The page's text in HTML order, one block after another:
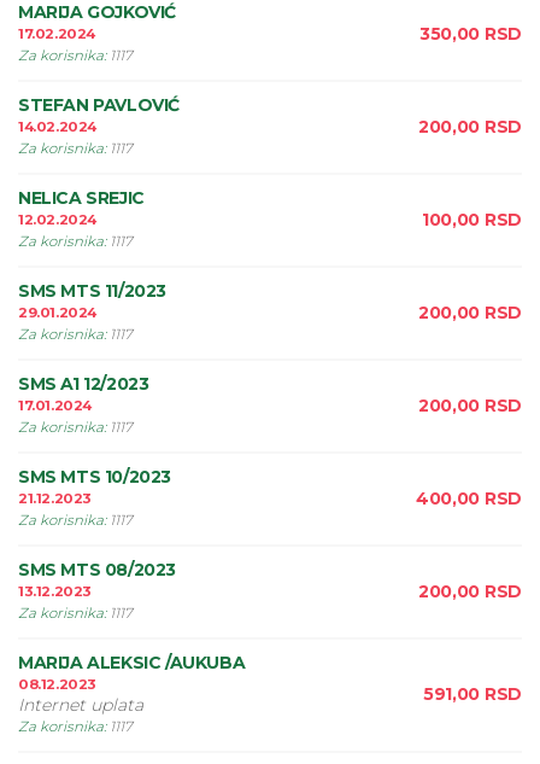
MARIJA GOJKOVIĆ
17.02.2024
Za korisnika: 1117
350,00 RSD
STEFAN PAVLOVIĆ
14.02.2024
Za korisnika: 1117
200,00 RSD
NELICA SREJIC
12.02.2024
Za korisnika: 1117
100,00 RSD
SMS MTS 11/2023
29.01.2024
Za korisnika: 1117
200,00 RSD
SMS A1 12/2023
17.01.2024
Za korisnika: 1117
200,00 RSD
SMS MTS 10/2023
21.12.2023
Za korisnika: 1117
400,00 RSD
SMS MTS 08/2023
13.12.2023
Za korisnika: 1117
200,00 RSD
MARIJA ALEKSIC /AUKUBA
08.12.2023
Internet uplata
Za korisnika: 1117
591,00 RSD